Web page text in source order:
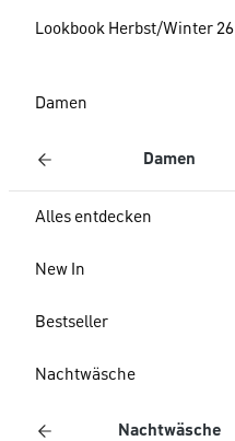
Lookbook Herbst/Winter 26
Damen
Damen
Alles entdecken
New In
Bestseller
Nachtwäsche
Nachtwäsche